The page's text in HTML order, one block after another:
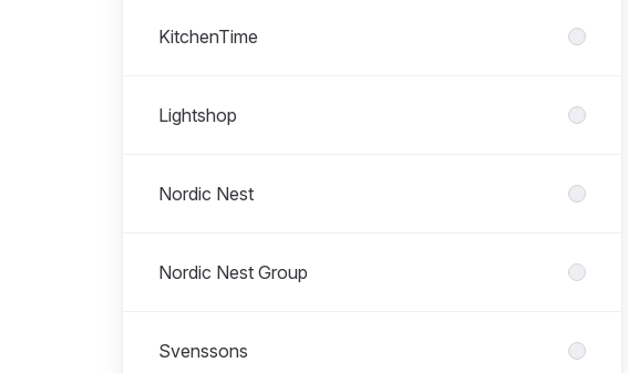
KitchenTime
Lightshop
Nordic Nest
Nordic Nest Group
Svenssons